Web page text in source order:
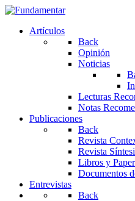
Artículos
Back
Opinión
Noticias
Lecturas
Notas
Publicaciones
Back
Revista
Revista
Libros y
Documentos
Entrevistas
Back